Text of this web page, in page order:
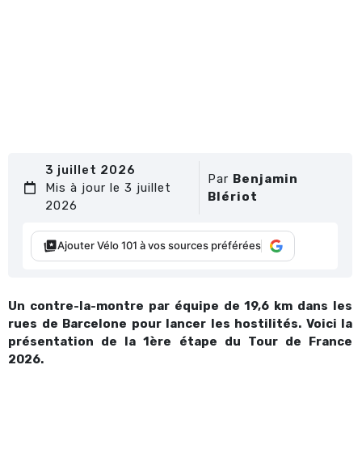
3 juillet 2026
Mis à jour le 3 juillet
2026
Par Benjamin
Blériot
Ajouter Vélo 101 à vos sources préférées
Un contre-la-montre par équipe de 19,6 km dans les
rues de Barcelone pour lancer les hostilités. Voici la
présentation de la 1ère étape du Tour de France
2026.